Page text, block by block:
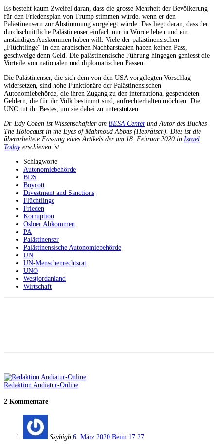
Es besteht kaum Zweifel daran, dass die grosse Mehrheit der Bevölkerung
für den Friedensplan von Trump stimmen würde, wenn er den
Palästinensern zur Abstimmung vorgelegt würde. Das liegt daran, dass der
durchschnittliche Palästinenser einfach nur in Würde leben und ein
anständiges Auskommen haben will. Viele der palästinensischen
„Flüchtlinge“ in den arabischen Nachbarstaaten haben keinen Pass,
geschweige denn Geld. Die palästinensische Führung hingegen geniesst die
Vorteile von nationalen und diplomatischen Pässen.
Die Palästinenser, die sich dem von den USA vorgelegten Vorschlag
widersetzen, sind hohe Funktionäre der Palästinensischen
Autonomiebehörde, die ihren Zugang zu den international gespendeten
Geldern, die für ihr Volk bestimmt sind, aufrechterhalten möchten. Die
UNO tut ihr Bestes, um sie dabei zu unterstützen.
Dr. Edy Cohen ist Wissenschaftler am BESA Centerund Autor des Buches
The Holocaust in the Eyes of Mahmoud Abbas (Hebräisch). Dies ist die
überarbeitete Fassung eines Artikels der am 18. Februar 2020 in Israel
Todayerschienen ist.
Schlagworte
Autonomiebehörde
BDS
Boycott
Divestment and Sanctions
Flüchtlinge
Frieden
Korruption
Osloer Abkommen
PA
Palästinenser
Palästinensische Autonomiebehörde
UN
UN-Menschenrechtsrat
UNO
Westjordanland
Wirtschaft
Redaktion Audiatur-Online
2 Kommentare
Skyhigh 6. März 2020 Beim 17:27